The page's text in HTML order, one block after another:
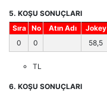
5. KOŞU SONUÇLARI
Sıra
No Atın Adı Jokey
0
0 58,5
TL
6. KOŞU SONUÇLARI